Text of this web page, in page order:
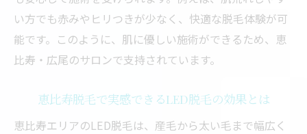
い方でも赤みやヒリつきが少なく、快適な脱毛体験が可
能です。このように、肌に優しい施術ができるため、恵
比寿・広尾のサロンで支持されています。
恵比寿脱毛で実感できるLED脱毛の効果とは
恵比寿エリアのLED脱毛は、産毛から太い毛まで幅広く